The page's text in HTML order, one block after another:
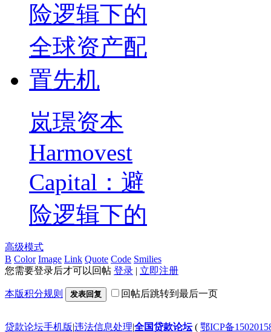
岚璟资本
Harmovest
Capital：避
险逻辑下的
高级模式
B Color Image Link Quote Code Smilies
您需要登录后才可以回帖 登录 | 立即注册
本版积分规则 发表回复 回帖后跳转到最后一页
贷款论坛手机版|违法信息处理|全国贷款论坛( 鄂ICP备